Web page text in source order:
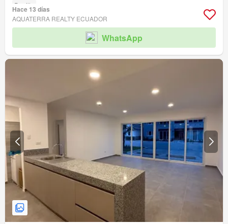
Parrilla
Hace 13 días
AQUATERRA REALTY ECUADOR
WhatsApp